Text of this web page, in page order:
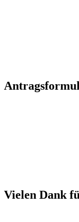
Vielen Dank